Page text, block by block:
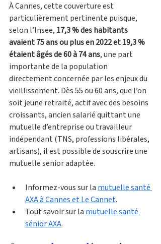
À Cannes, cette couverture est
particulièrement pertinente puisque,
selon l’Insee, 17,3 % des habitants
avaient 75 ans ou plus en 2022 et 19,3 %
étaient âgés de 60 à 74 ans, une part
importante de la population
directement concernée par les enjeux du
vieillissement. Dès 55 ou 60 ans, que l’on
soit jeune retraité, actif avec des besoins
croissants, ancien salarié quittant une
mutuelle d’entreprise ou travailleur
indépendant (TNS, professions libérales,
artisans), il est possible de souscrire une
mutuelle senior adaptée.
Informez-vous sur la mutuelle santé
AXA à Cannes et Le Cannet.
Tout savoir sur la mutuelle santé
sénior AXA.